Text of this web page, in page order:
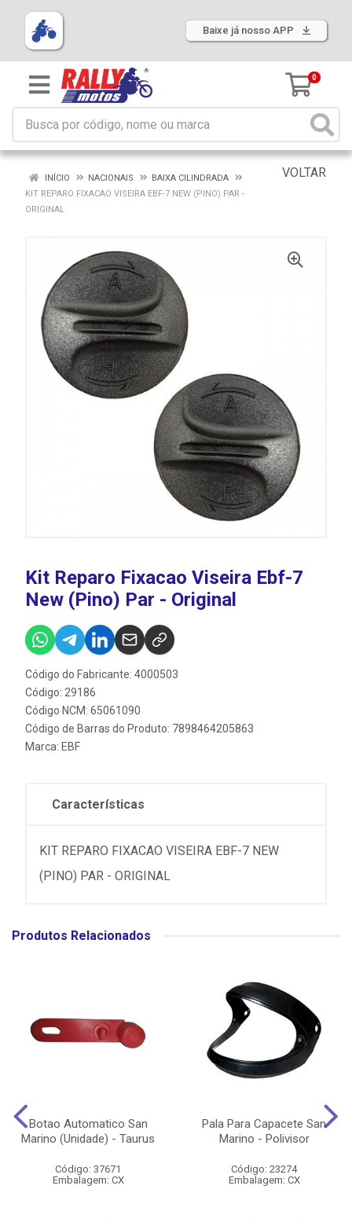
Baixe já nosso APP
0
VOLTAR
INÍCIO NACIONAIS
BAIXA CILINDRADA
KIT REPARO FIXACAO VISEIRA EBF-7 NEW (PINO) PAR -
ORIGINAL
Kit Reparo Fixacao Viseira Ebf-7
New (Pino) Par - Original
Código do Fabricante: 4000503
Código: 29186
Código NCM: 65061090
Código de Barras do Produto: 7898464205863
Marca: EBF
Características
KIT REPARO FIXACAO VISEIRA EBF-7 NEW
(PINO) PAR - ORIGINAL
Produtos Relacionados
Botao Automatico San
Marino (Unidade) - Taurus
Código: 37671
Embalagem: CX
Pala Para Capacete San
Marino - Polivisor
Código: 23274
Embalagem: CX